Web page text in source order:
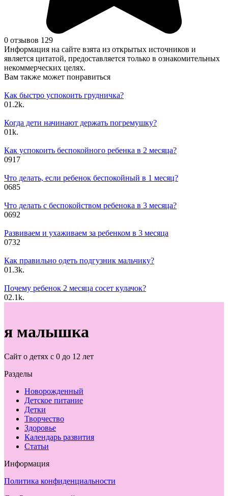
0 отзывов 129
Информация на сайте взята из открытых источников и
является цитатой, предоставляется только в ознакомительных
некоммерческих целях.
Вам также может понравиться
Как быстро успокоить грудничка?
01.2k.
Когда дети начинают держать погремушку?
01k.
Как успокоить беспокойного ребенка в 2 месяца?
0917
Что делать, если ребенок беспокойный в 1 месяц?
0685
Что делать с беспокойством ребенока в 3 месяца?
0692
Развиваем и ухаживаем за ребенком в 3 месяца
0732
Как правильно одеть подгузник мальчику?
01.3k.
Почему ребенок 2 месяца сосет кулачок?
02.1k.
я малышка
Сайт о детях с 0 до 12 лет
Разделы
Новорожденный
Детское питание
Детки
Творчество
Здоровье
Календарь развития
Статьи
Информация
Политика конфиденциальности